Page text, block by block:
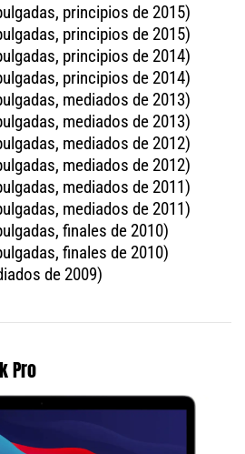
principios de 2015)
principios de 2015)
principios de 2014)
principios de 2014)
mediados de 2013)
mediados de 2013)
mediados de 2012)
mediados de 2012)
mediados de 2011)
mediados de 2011)
finales de 2010)
finales de 2010)
de 2009)
Pro